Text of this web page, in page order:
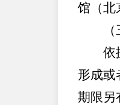
馆（北
（三
依据
形成或
期限另